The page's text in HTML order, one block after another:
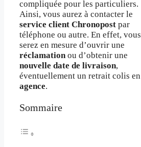
compliquée pour les particuliers.
Ainsi, vous aurez à contacter le
service client Chronopost par
téléphone ou autre. En effet, vous
serez en mesure d’ouvrir une
réclamation ou d’obtenir une
nouvelle date de livraison,
éventuellement un retrait colis en
agence.
Sommaire